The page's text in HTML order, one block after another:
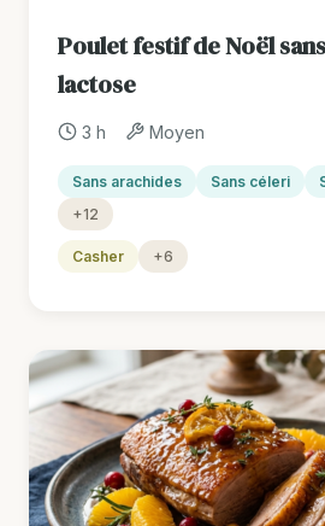
Poulet festif de Noël
lactose
3 h Moyen
Sans arachides Sans céleri
+12
Casher +6